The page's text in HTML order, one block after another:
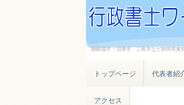
御殿場市・沼津市・三島市など静岡県東
トップページ 代表者紹
アクセス